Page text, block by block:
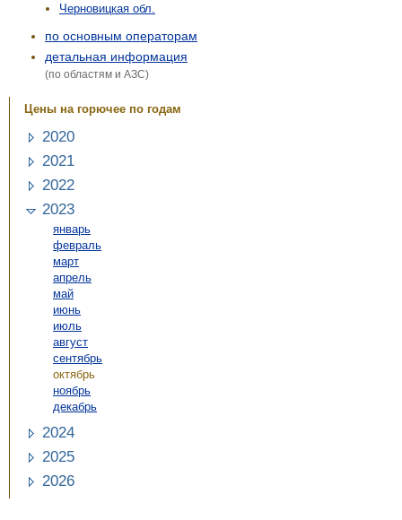
Черновицкая обл.
по основным операторам
детальная информация
(по областям и АЗС)
Цены на горючее по годам
2020
2021
2022
2023
январь
февраль
март
апрель
май
июнь
июль
август
сентябрь
октябрь
ноябрь
декабрь
2024
2025
2026